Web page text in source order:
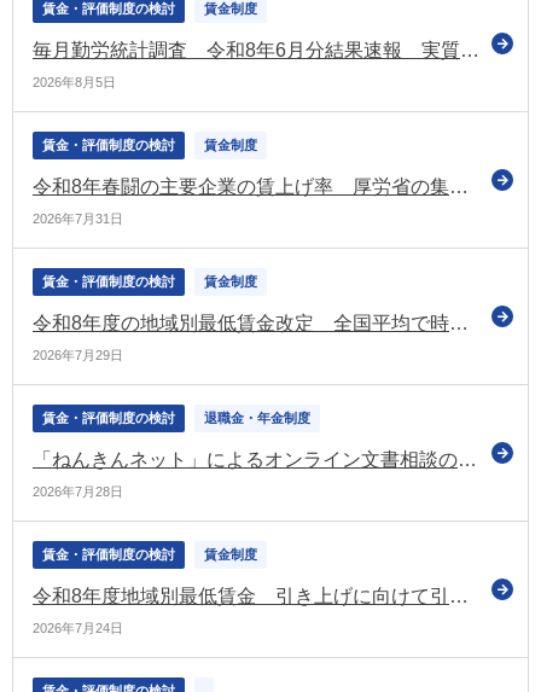
賃金・評価制度の検討 賃金制度
毎月勤労統計調査 令和8年6月分結果速報 実質賃金1.6％増 6か月連続プラス
2026年8月5日
賃金・評価制度の検討 賃金制度
令和8年春闘の主要企業の賃上げ率 厚労省の集計では「5.18％」 昨年の水準を下回るも3年連続で5％台（厚労省）
2026年7月31日
賃金・評価制度の検討 賃金制度
令和8年度の地域別最低賃金改定 全国平均で時給1,176円となる目安を決定 上昇額は55円（昨年度を下回る）
2026年7月29日
賃金・評価制度の検討 退職金・年金制度
「ねんきんネット」によるオンライン文書相談の対象者を拡大（日本年金機構）
2026年7月28日
賃金・評価制度の検討 賃金制度
令和8年度地域別最低賃金 引き上げに向けて引き続き議論（第4回目の中央最低賃金審議会（小委員会）を開催）
2026年7月24日